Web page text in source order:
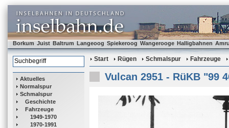
Borkum Juist Baltrum Langeoog Spiekeroog Wangerooge Halligbahnen
Aktuelles
Normalspur
Schmalspur
Geschichte
Fahrzeuge
1949-1970
1970-1991
Start Rügen Schmalspur Fahrzeuge
Vulcan 2951 - RüKB "99